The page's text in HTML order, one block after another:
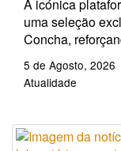
A icónica
uma seleção
Concha,
5 de Agosto, 2026
Atualidade